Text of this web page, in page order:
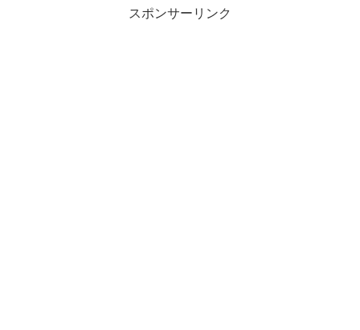
スポンサーリンク